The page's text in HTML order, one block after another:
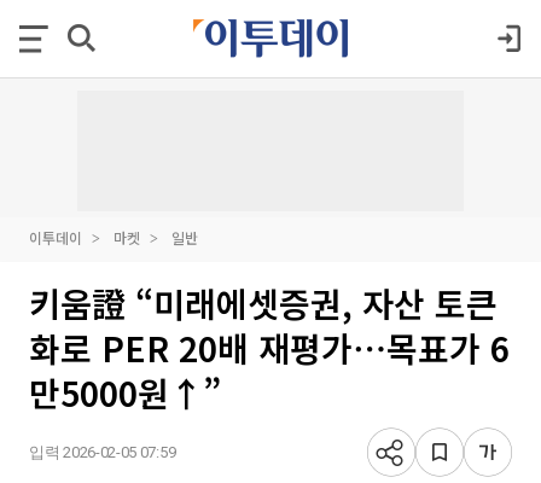
이투데이 마켓 일반
키움證 “미래에셋증권, 자산 토큰
화로 PER 20배 재평가⋯목표가 6
만5000원↑”
입력 2026-02-05 07:59